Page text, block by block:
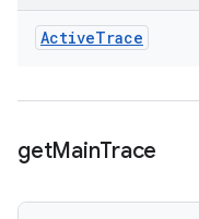
ActiveTrace
getMainTrace